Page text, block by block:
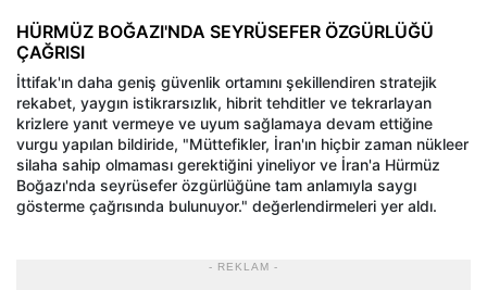
HÜRMÜZ BOĞAZI'NDA SEYRÜSEFER ÖZGÜRLÜĞÜ
ÇAĞRISI
İttifak'ın daha geniş güvenlik ortamını şekillendiren stratejik
rekabet, yaygın istikrarsızlık, hibrit tehditler ve tekrarlayan
krizlere yanıt vermeye ve uyum sağlamaya devam ettiğine
vurgu yapılan bildiride, "Müttefikler, İran'ın hiçbir zaman nükleer
silaha sahip olmaması gerektiğini yineliyor ve İran'a Hürmüz
Boğazı'nda seyrüsefer özgürlüğüne tam anlamıyla saygı
gösterme çağrısında bulunuyor." değerlendirmeleri yer aldı.
- REKLAM -